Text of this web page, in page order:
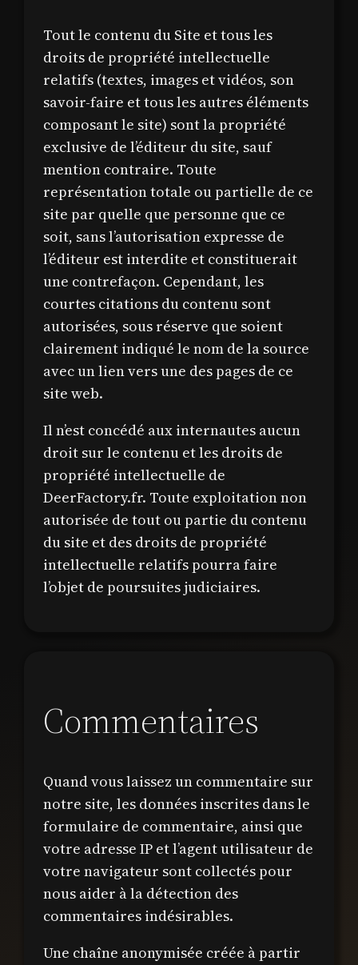
Tout le contenu du Site et tous les
droits de propriété intellectuelle
relatifs (textes, images et vidéos, son
savoir-faire et tous les autres éléments
composant le site) sont la propriété
exclusive de l’éditeur du site, sauf
mention contraire. Toute
représentation totale ou partielle de ce
site par quelle que personne que ce
soit, sans l’autorisation expresse de
l’éditeur est interdite et constituerait
une contrefaçon. Cependant, les
courtes citations du contenu sont
autorisées, sous réserve que soient
clairement indiqué le nom de la source
avec un lien vers une des pages de ce
site web.
Il n’est concédé aux internautes aucun
droit sur le contenu et les droits de
propriété intellectuelle de
DeerFactory.fr. Toute exploitation non
autorisée de tout ou partie du contenu
du site et des droits de propriété
intellectuelle relatifs pourra faire
l’objet de poursuites judiciaires.
Commentaires
Quand vous laissez un commentaire sur
notre site, les données inscrites dans le
formulaire de commentaire, ainsi que
votre adresse IP et l’agent utilisateur de
votre navigateur sont collectés pour
nous aider à la détection des
commentaires indésirables.
Une chaîne anonymisée créée à partir